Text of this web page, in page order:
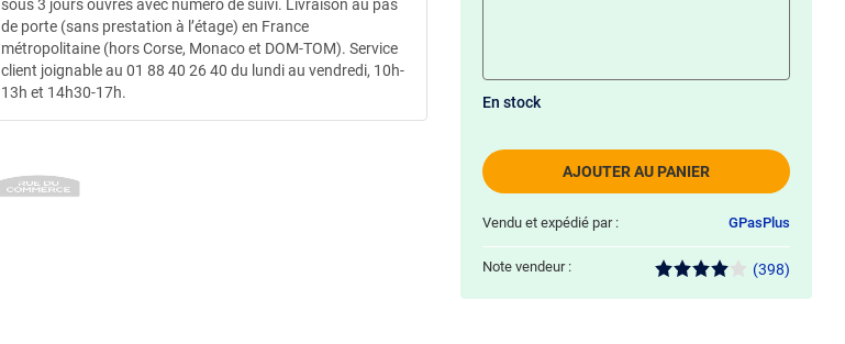
sous 3 jours ouvrés avec numéro de suivi. Livraison au pas
de porte (sans prestation à l’étage) en France
métropolitaine (hors Corse, Monaco et DOM-TOM). Service
client joignable au 01 88 40 26 40 du lundi au vendredi, 10h-
13h et 14h30-17h.
AJOUTER AU PANIER
En stock
Vendu et expédié par : GPasPlus
Note vendeur : (398)